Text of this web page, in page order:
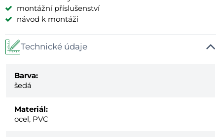
montážní příslušenství
návod k montáži
Technické údaje
Barva:
šedá
Materiál:
ocel, PVC